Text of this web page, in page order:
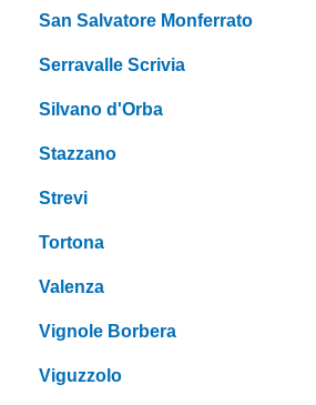
San Salvatore Monferrato
Serravalle Scrivia
Silvano d'Orba
Stazzano
Strevi
Tortona
Valenza
Vignole Borbera
Viguzzolo